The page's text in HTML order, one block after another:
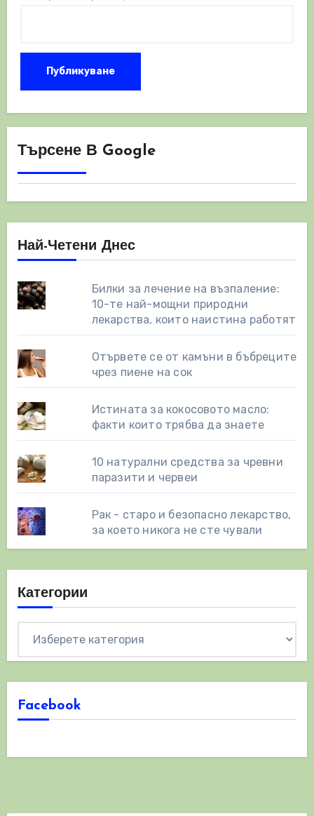
Търсене В Google
Най-Четени Днес
Билки за лечение на възпаление:
10-те най-мощни природни
лекарства, които наистина работят
Отървете се от камъни в бъбреците
чрез пиене на сок
Истината за кокосовото масло:
факти които трябва да знаете
10 натурални средства за чревни
паразити и червеи
Рак - старо и безопасно лекарство,
за което никога не сте чували
Категории
Facebook